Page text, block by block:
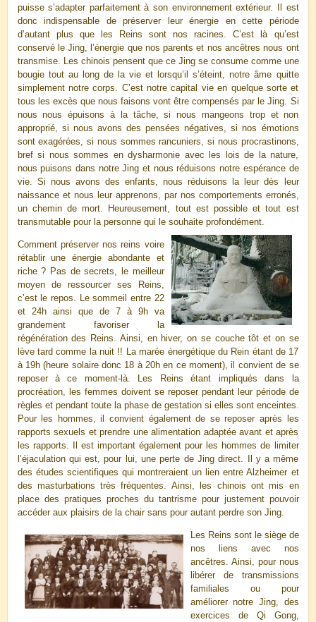
puisse s’adapter parfaitement à son environnement extérieur. Il est
donc indispensable de préserver leur énergie en cette période
d’autant plus que les Reins sont nos racines. C’est là qu’est
conservé le Jing, l’énergie que nos parents et nos ancêtres nous ont
transmise. Les chinois pensent que ce Jing se consume comme une
bougie tout au long de la vie et lorsqu’il s’éteint, notre âme quitte
simplement notre corps. C’est notre capital vie en quelque sorte et
tous les excès que nous faisons vont être compensés par le Jing. Si
nous nous épuisons à la tâche, si nous mangeons trop et non
approprié, si nous avons des pensées négatives, si nos émotions
sont exagérées, si nous sommes rancuniers, si nous procrastinons,
bref si nous sommes en dysharmonie avec les lois de la nature,
nous puisons dans notre Jing et nous réduisons notre espérance de
vie. Si nous avons des enfants, nous réduisons la leur dès leur
naissance et nous leur apprenons, par nos comportements erronés,
un chemin de mort. Heureusement, tout est possible et tout est
transmutable pour la personne qui le souhaite profondément.
Comment préserver nos reins voire
rétablir une énergie abondante et
riche ? Pas de secrets, le meilleur
moyen de ressourcer ses Reins,
c’est le repos. Le sommeil entre 22
et 24h ainsi que de 7 à 9h va
grandement favoriser la
régénération des Reins. Ainsi, en hiver, on se couche tôt et on se
lève tard comme la nuit !! La marée énergétique du Rein étant de 17
à 19h (heure solaire donc 18 à 20h en ce moment), il convient de se
reposer à ce moment-là. Les Reins étant impliqués dans la
procréation, les femmes doivent se reposer pendant leur période de
règles et pendant toute la phase de gestation si elles sont enceintes.
Pour les hommes, il convient également de se reposer après les
rapports sexuels et prendre une alimentation adaptée avant et après
les rapports. Il est important également pour les hommes de limiter
l’éjaculation qui est, pour lui, une perte de Jing direct. Il y a même
des études scientifiques qui montreraient un lien entre Alzheimer et
des masturbations très fréquentes. Ainsi, les chinois ont mis en
place des pratiques proches du tantrisme pour justement pouvoir
accéder aux plaisirs de la chair sans pour autant perdre son Jing.
Les Reins sont le siège de
nos liens avec nos
ancêtres. Ainsi, pour nous
libérer de transmissions
familiales ou pour
améliorer notre Jing, des
exercices de Qi Gong,